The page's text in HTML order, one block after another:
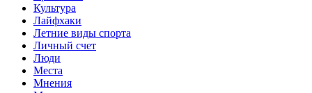
Культура
Лайфхаки
Летние виды спорта
Личный счет
Люди
Места
Мнения